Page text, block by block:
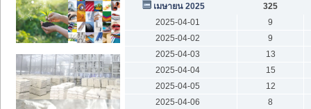
เมษายน 2025
325
2025-04-01
9
2025-04-02
9
2025-04-03
13
2025-04-04
15
2025-04-05
12
2025-04-06
8